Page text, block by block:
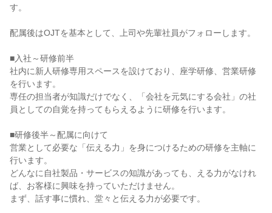
す。
配属後はOJTを基本として、上司や先輩社員がフォローします。
■入社～研修前半
社内に新人研修専用スペースを設けており、座学研修、営業研修
を行います。
専任の担当者が知識だけでなく、「会社を元気にする会社」の社
員としての自覚を持ってもらえるように研修を行います。
■研修後半～配属に向けて
営業として必要な「伝える力」を身につけるための研修を主軸に
行います。
どんなに自社製品・サービスの知識があっても、える力がなけれ
ば、お客様に興味を持っていただけません。
まず、話す事に慣れ、堂々と伝える力が必要です。